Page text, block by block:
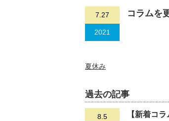
7.27
2021
コラムを
夏休み
過去の記事
8.5 【新着コ